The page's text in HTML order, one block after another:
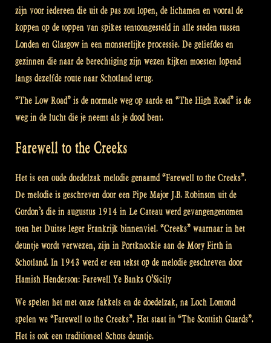
zijn voor iedereen die uit de pas zou lopen, de lichamen en vooral de
koppen op de toppen van spikes tentoongesteld in alle steden tussen
Londen en Glasgow in een monsterlijke processie. De geliefdes en
gezinnen die naar de berechtiging zijn wezen kijken moesten lopend
langs dezelfde route naar Schotland terug.
“The Low Road” is de normale weg op aarde en “The High Road” is de
weg in de lucht die je neemt als je dood bent.
Farewell to the Creeks
Het is een oude doedelzak melodie genaamd “Farewell to the Creeks”.
De melodie is geschreven door een Pipe Major J.B. Robinson uit de
Gordon’s die in augustus 1914 in Le Cateau werd gevangengenomen
toen het Duitse leger Frankrijk binnenviel. “Creeks” waarnaar in het
deuntje wordt verwezen, zijn in Portknockie aan de Mory Firth in
Schotland. In 1943 werd er een tekst op de melodie geschreven door
Hamish Henderson: Farewell Ye Banks O’Sicily
We spelen het met onze fakkels en de doedelzak, na Loch Lomond
spelen we “Farewell to the Creeks”. Het staat in “The Scottish Guards”.
Het is ook een traditioneel Schots deuntje.